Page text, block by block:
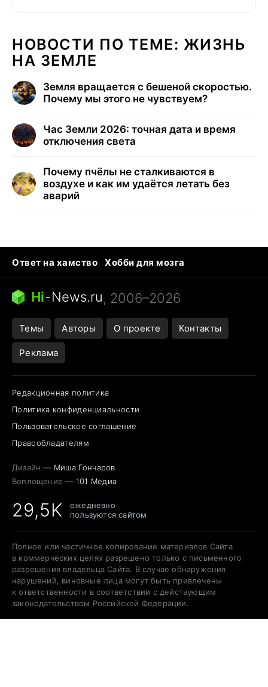
НОВОСТИ ПО ТЕМЕ: ЖИЗНЬ
НА ЗЕМЛЕ
Земля вращается с бешеной скоростью.
Почему мы этого не чувствуем?
Час Земли 2026: точная дата и время
отключения света
Почему пчёлы не сталкиваются в
воздухе и как им удаётся летать без
аварий
Ответ на хамство
Хобби для мозга
Бензин 100 и 95
Тунцы в океанариуме
Следующая пандемия
Hi-News.ru, 2006–2026
Темы Авторы О проекте Контакты
Реклама
Редакционная политика
Политика конфиденциальности
Пользовательское соглашение
Правообладателям
Дизайн — Миша Гончаров
Воплощение — 101 Медиа
29,5K
ежедневно
пользуются сайтом
Полное или частичное копирование материалов Сайта
в коммерческих целях разрешено только с письменного
разрешения владельца Сайта. В случае обнаружения
нарушений, виновные лица могут быть привлечены
к ответственности в соответствии с действующим
законодательством Российской Федерации.